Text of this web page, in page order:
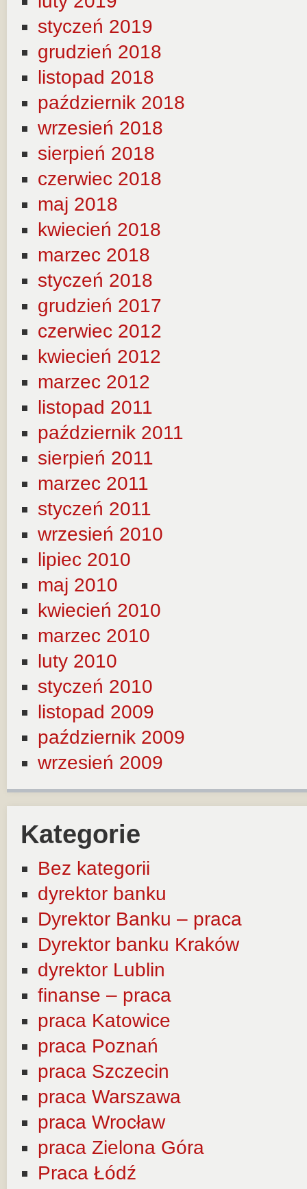
styczeń 2019
grudzień 2018
listopad 2018
październik 2018
wrzesień 2018
sierpień 2018
czerwiec 2018
maj 2018
kwiecień 2018
marzec 2018
styczeń 2018
grudzień 2017
czerwiec 2012
kwiecień 2012
marzec 2012
listopad 2011
październik 2011
sierpień 2011
marzec 2011
styczeń 2011
wrzesień 2010
lipiec 2010
maj 2010
kwiecień 2010
marzec 2010
luty 2010
styczeń 2010
listopad 2009
październik 2009
wrzesień 2009
Kategorie
Bez kategorii
dyrektor banku
Dyrektor Banku – praca
Dyrektor banku Kraków
dyrektor Lublin
finanse – praca
praca Katowice
praca Poznań
praca Szczecin
praca Warszawa
praca Wrocław
praca Zielona Góra
Praca Łódź